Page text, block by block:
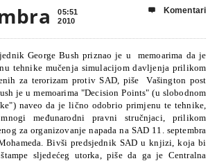
05:51
2010
 Komentari
George Bush priznao je u memoarima da je
tehnike mučenja simulacijom davljenja prilikom
za terorizam protiv SAD, piše Vašington post
je u memoarima "Decision Points" (u slobodnom
naveo da je lično odobrio primjenu te tehnike,
međunarodni pravni stručnjaci, prilikom
za organizovanje napada na SAD 11. septembra
Bivši predsjednik SAD u knjizi, koja bi
sljedećeg utorka, piše da ga je Centralna